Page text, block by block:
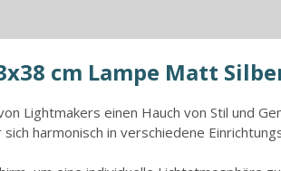
cm Lampe Matt
Lightmakers einen Hauch von Stil und
harmonisch in verschiedene